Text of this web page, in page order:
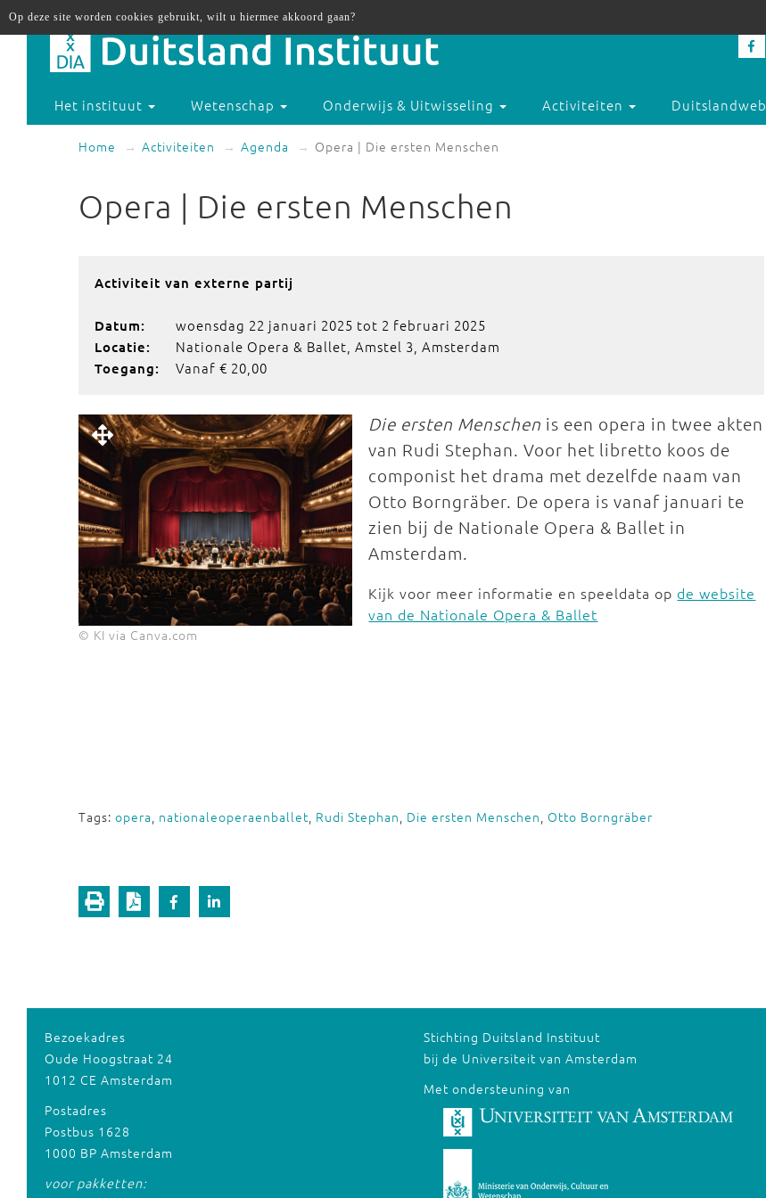
Het instituut Wetenschap Onderwijs & Uitwisseling Activiteiten Duitslandweb
Home Activiteiten Agenda Opera | Die ersten Menschen
Opera | Die ersten Menschen
Activiteit van externe partij
Datum: woensdag 22 januari 2025 tot 2 februari 2025
Locatie: Nationale Opera & Ballet, Amstel 3, Amsterdam
Toegang: Vanaf € 20,00
© KI via Canva.com
Die ersten Menschen is een opera in twee akten
van Rudi Stephan. Voor het libretto koos de
componist het drama met dezelfde naam van
Otto Borngräber. De opera is vanaf januari te
zien bij de Nationale Opera & Ballet in
Amsterdam.
Kijk voor meer informatie en speeldata op de website
van de Nationale Opera & Ballet
Tags: opera, nationaleoperaenballet, Rudi Stephan, Die ersten Menschen, Otto Borngräber
Bezoekadres
Oude Hoogstraat 24
1012 CE Amsterdam
Postadres
Postbus 1628
1000 BP Amsterdam
voor pakketten:
Stichting Duitsland Instituut
bij de Universiteit van Amsterdam
Met ondersteuning van
Op deze site worden cookies gebruikt, wilt u hiermee akkoord gaan?